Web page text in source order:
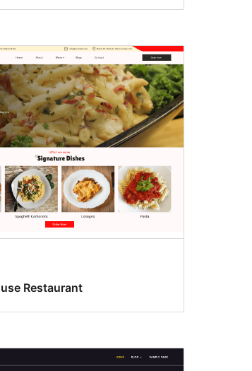
Restaurant